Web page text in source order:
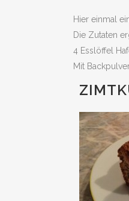
Hier einmal
Die Zutaten
4 Esslöffel
Mit